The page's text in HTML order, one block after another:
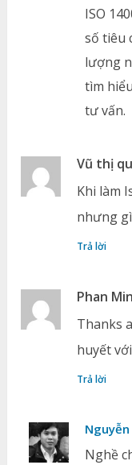
ISO
số tiêu
lượng
tìm
tư vấn.
Vũ thị
Khi làm
nhưng gì
Trả lời
Phan
Thanks
huyết
Trả lời
Nghề